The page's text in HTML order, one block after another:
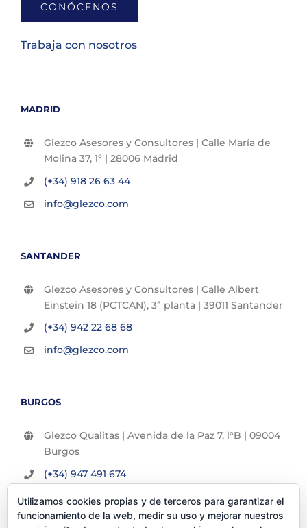
CONÓCENOS
Trabaja con nosotros
MADRID
Glezco Asesores y Consultores | Calle María de
Molina 37, 1º | 28006 Madrid
(+34) 918 26 63 44
info@glezco.com
SANTANDER
Glezco Asesores y Consultores | Calle Albert
Einstein 18 (PCTCAN), 3ª planta | 39011 Santander
(+34) 942 22 68 68
info@glezco.com
BURGOS
Glezco Qualitas | Avenida de la Paz 7, l°B | 09004
Burgos
(+34) 947 491 674
info@glezco.com
Utilizamos cookies propias y de terceros para garantizar el
funcionamiento de la web, medir su uso y mejorar nuestros